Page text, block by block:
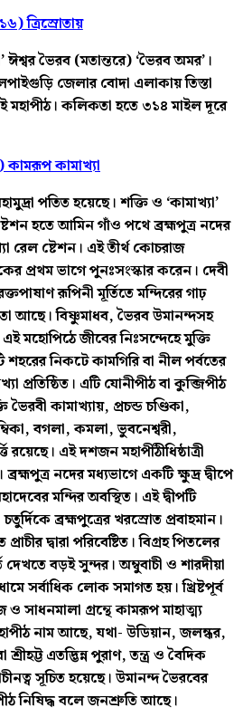
ত্রিস্রোতায়
ঈশ্বর ভৈরব (মতান্তরে) ‘ভৈরব অমর’।
জেলার বোদা এলাকায় তিস্তা
মহাপীঠ। কলিকতা হতে ৩১৪ মাইল দূরে
কামরূপ কামাখ্যা
পতিত হয়েছে। শক্তি ও ‘কামাখ্যা’
হতে আমিন গাঁও পথে ব্রহ্মপুত্র নদের
রেল ষ্টেশন। এই তীর্থ কোচরাজ
প্রথম ভাগে পুনঃসংস্কার করেন। দেবী
রূপিনী মূর্তিতে মন্দিরের গাঢ়
আছে। বিষ্ণুমাধব, ভৈরব উমানন্দসহ
মহােপিঠে জীবের নিঃসন্দেহে মুক্তি
নিকটে কামগিরি বা নীল পর্বতের
প্রতিষ্ঠিত। এটি যোনীপীঠ বা কুব্জিপীঠ
কামাখ্যায়, প্রচন্ড চণ্ডিকা,
বগলা, কমলা, ভুবনেশ্বরী,
রয়েছে। এই দশজন মহাপীঠীধিষ্ঠাত্রী
নদের মধ্যভাগে একটি ক্ষুদ্র দ্বীপে
মন্দির অবস্থিত। এই দ্বীপটি
ব্রহ্মপুত্রের খরস্রোত প্রবাহমান।
দ্বারা পরিবেষ্টিত। বিগ্রহ পিতলের
দেখতে বড়ই সুন্দর। অম্বুবাচী ও শারদীয়া
সর্বাধিক লোক সমাগত হয়। খ্রিষ্টপূর্ব
সাধনমালা গ্রন্থে কামরূপ মাহাত্ম্য
নাম আছে, যথা- উডিয়ান, জলন্ধর,
শ্রীহট্ট এতদ্ভিন্ন পুরাণ, তন্ত্র ও বৈদিক
সূচিত হয়েছে। উমানন্দ ভৈরবের
নিষিদ্ধ বলে জনশ্রুতি আছে।